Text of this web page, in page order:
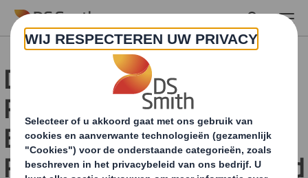
Skip to main content
DS Smith ontvangt
Procter & Gamble (P&G)
External Business
Partners Excellence Award